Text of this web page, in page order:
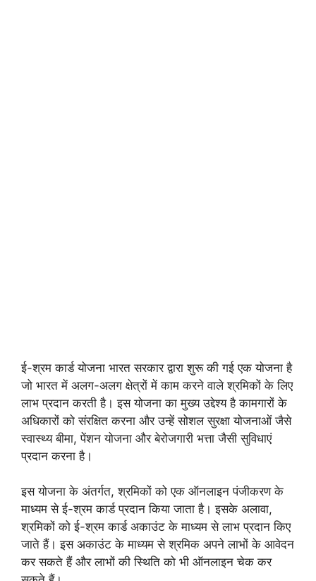
ई-श्रम कार्ड योजना भारत सरकार द्वारा शुरू की गई एक योजना है
जो भारत में अलग-अलग क्षेत्रों में काम करने वाले श्रमिकों के लिए
लाभ प्रदान करती है। इस योजना का मुख्य उद्देश्य है कामगारों के
अधिकारों को संरक्षित करना और उन्हें सोशल सुरक्षा योजनाओं जैसे
स्वास्थ्य बीमा, पेंशन योजना और बेरोजगारी भत्ता जैसी सुविधाएं
प्रदान करना है।
इस योजना के अंतर्गत, श्रमिकों को एक ऑनलाइन पंजीकरण के
माध्यम से ई-श्रम कार्ड प्रदान किया जाता है। इसके अलावा,
श्रमिकों को ई-श्रम कार्ड अकाउंट के माध्यम से लाभ प्रदान किए
जाते हैं। इस अकाउंट के माध्यम से श्रमिक अपने लाभों के आवेदन
कर सकते हैं और लाभों की स्थिति को भी ऑनलाइन चेक कर